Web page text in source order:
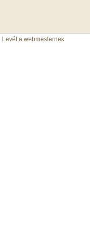
Levél a webmesternek